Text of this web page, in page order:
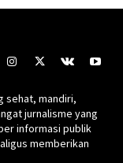
sehat, mandiri,
jurnalisme yang
informasi publik
memberikan